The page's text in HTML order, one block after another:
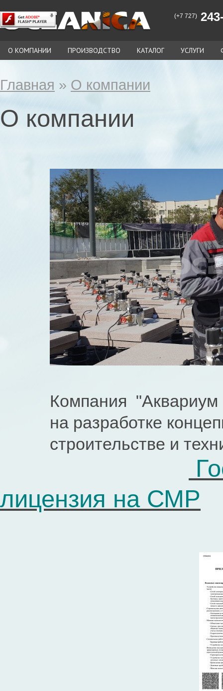
(+7 727)
О КОМПАНИИ ПРОИЗВОДСТВО КАТАЛОГ УСЛУГИ
Главная » О компании
О компании
Компания "Аквариум
на разрaботкe
строительствe и
лицензия на СМР